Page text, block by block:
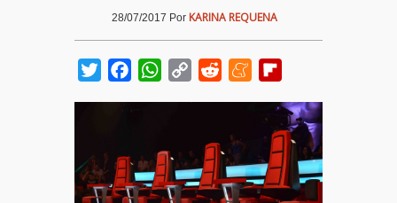
28/07/2017 Por KARINA REQUENA
TwitterFacebookWhatsApp
Copy
Reddit Meneame